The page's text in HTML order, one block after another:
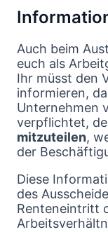
Auch beim
euch als
Ihr müsst den
informieren,
Unternehmen
verpflichtet,
mitzuteilen,
der
Diese
des
Renteneintritt